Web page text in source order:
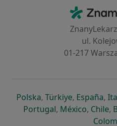
ul.
01-217
Polskase otevře v nové
, Türkiyese otevře v
, Españase
,
Portugalse otevře v
, Méxicose
, Chile,